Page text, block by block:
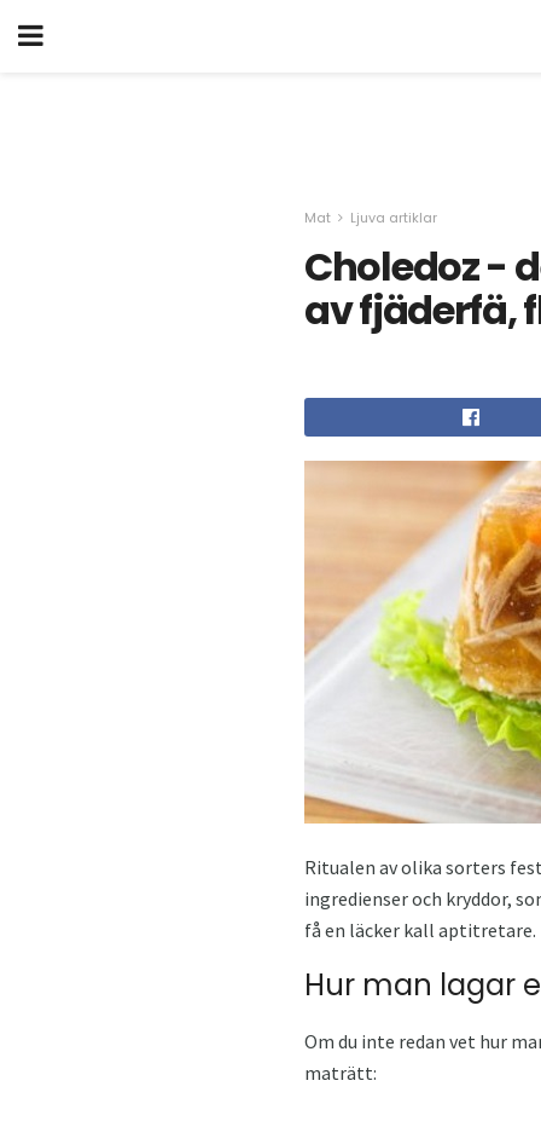
Mat Ljuva artiklar
Choledoz -
av fjäderfä,
Ritualen av olika sorters
ingredienser och kryddor,
få en läcker kall aptitretare.
Hur man lagar
Om du inte redan vet hur
maträtt: